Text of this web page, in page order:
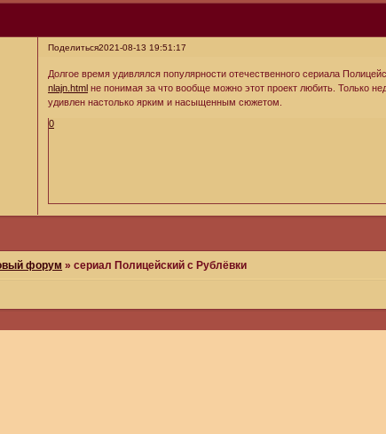
Поделиться2021-08-13 19:51:17
Долгое время удивлялся популярности отечественного сериала
nlajn.html не понимая за что вообще можно этот проект любить. Только
удивлен настолько ярким и насыщенным сюжетом.
0
форум »сериал Полицейский с Рублёвки